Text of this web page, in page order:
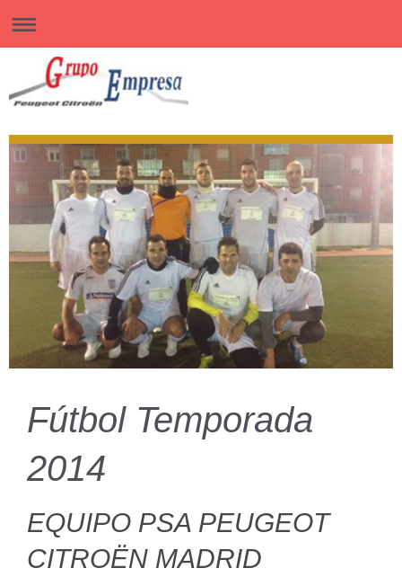
Fútbol Temporada
2014
EQUIPO PSA PEUGEOT
CITROËN MADRID